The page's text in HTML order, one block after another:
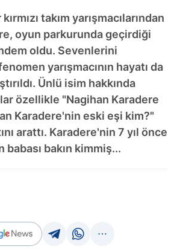
takım yarışmacılarından
oyun parkurunda geçirdiği
oldu. Sevenlerini
yarışmacının hayatı da
Ünlü isim hakkında
özellikle "Nagihan Karadere
Karadere'nin eski eşi kim?"
arattı. Karadere'nin 7 yıl önce
babası bakın kimmiş...